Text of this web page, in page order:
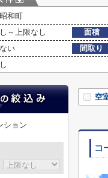
和町
～上限なし 面積
い 間取り
空
コ
ション